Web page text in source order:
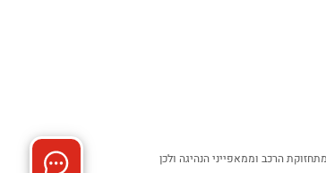
הרכב וממאפייני הנהיגה ולכן